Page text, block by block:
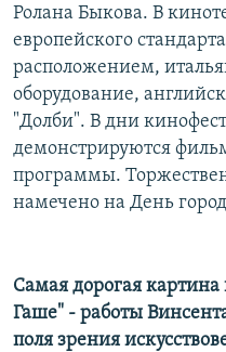
Ролана Быкова. В
европейского
расположением,
оборудование,
"Долби". В дни
демонстрируются
программы.
намечено на День
Самая дорогая
Гаше" - работы
поля зрения